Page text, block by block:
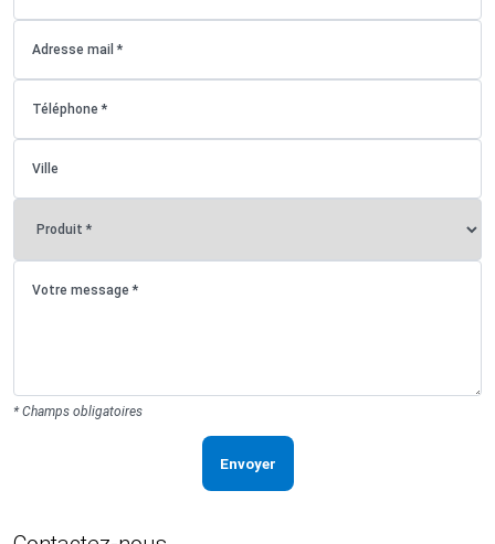
* Champs obligatoires
Envoyer